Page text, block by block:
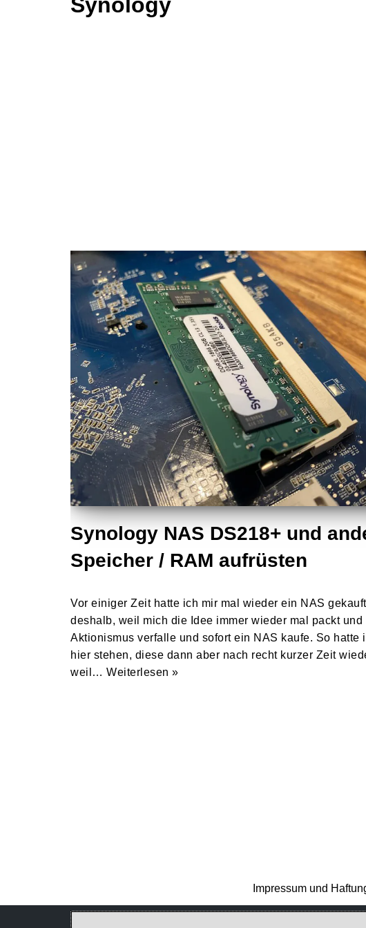
Synology
Synology NAS DS218+ und
Speicher / RAM aufrüsten
Vor einiger Zeit hatte ich mir mal wieder ein NAS
deshalb, weil mich die Idee immer wieder mal packt und
Aktionismus verfalle und sofort ein NAS kaufe. So hatte
hier stehen, diese dann aber nach recht kurzer Zeit
weil… Weiterlesen »
Impressum und